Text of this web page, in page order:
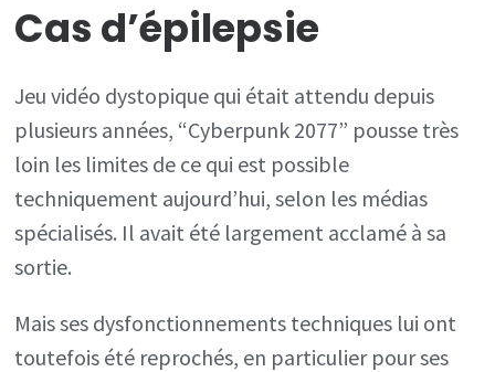
Cas d’épilepsie
Jeu vidéo dystopique qui était attendu depuis
plusieurs années, “Cyberpunk 2077” pousse très
loin les limites de ce qui est possible
techniquement aujourd’hui, selon les médias
spécialisés. Il avait été largement acclamé à sa
sortie.
Mais ses dysfonctionnements techniques lui ont
toutefois été reprochés, en particulier pour ses